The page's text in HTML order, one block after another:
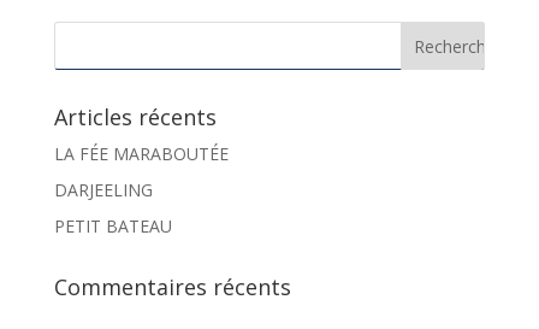
Articles récents
LA FÉE MARABOUTÉE
DARJEELING
PETIT BATEAU
Commentaires récents